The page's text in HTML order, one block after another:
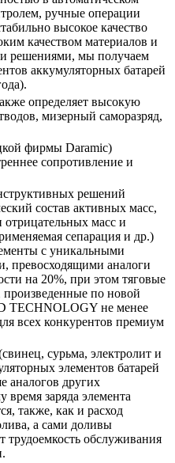
ручные операции
высокое качество
качеством материалов и
решениями, мы получаем
аккумуляторных батарей
определяет высокую
мизерный саморазряд,
фирмы Daramic)
сопротивление и
решений
состав активных масс,
масс и
сепарация и др.)
с уникальными
превосходящими аналоги
на 20%, при этом тяговые
по новой
TECHNOLOGY не менее
всех конкурентов премиум
сурьма, электролит и
элементов батарей
аналогов других
время заряда элемента
также, как и расход
а сами доливы
обслуживания